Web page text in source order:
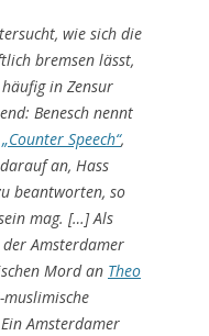
wie sich die
bremsen lässt,
in Zensur
Benesch nennt
„Counter Speech“,
an, Hass
beantworten, so
mag. […] Als
Amsterdamer
Mord an Theo
Amsterdamer